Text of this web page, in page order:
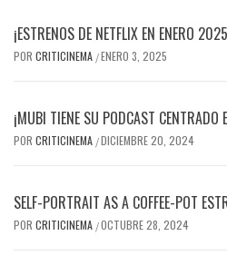
¡ESTRENOS DE NETFLIX EN ENERO
POR CRITICINEMA /ENERO 3, 2025
¡MUBI TIENE SU PODCAST CENTRADO
POR CRITICINEMA /DICIEMBRE 20, 2024
SELF-PORTRAIT AS A COFFEE-POT
POR CRITICINEMA /OCTUBRE 28, 2024